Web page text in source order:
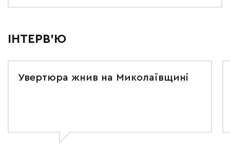
ІНТЕРВ'Ю
Увертюра жнив на Миколаївщині